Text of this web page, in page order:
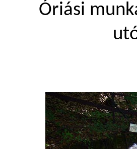
Óriási